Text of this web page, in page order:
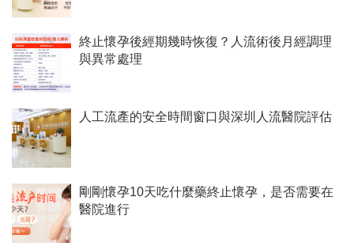
終止懷孕後經期幾時恢復？人流術後月經調理
與異常處理
人工流產的安全時間窗口與深圳人流醫院評估
剛剛懷孕10天吃什麼藥終止懷孕，是否需要在
醫院進行